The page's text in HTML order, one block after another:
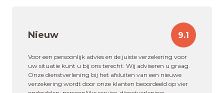
Nieuw 9.1
Voor een persoonlijk advies en de juiste verzekering voor
uw situatie kunt u bij ons terecht. Wij adviseren u graag.
Onze dienstverlening bij het afsluiten van een nieuwe
verzekering wordt door onze klanten beoordeeld op vier